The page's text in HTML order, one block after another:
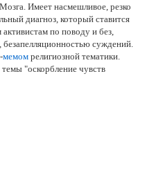
Имеет насмешливое, резко
диагноз, который ставится
по поводу и без,
суждений.
мемом религиозной тематики.
темы "оскорбление чувств